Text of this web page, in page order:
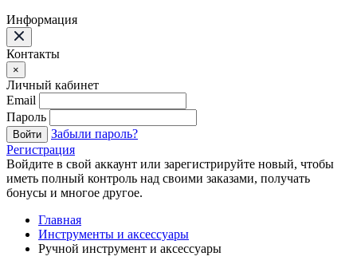
Информация
Контакты
×
Личный кабинет
Email
Пароль
Войти
Забыли пароль?
Регистрация
Войдите в свой аккаунт или зарегистрируйте новый, чтобы
иметь полный контроль над своими заказами, получать
бонусы и многое другое.
Главная
Инструменты и аксессуары
Ручной инструмент и аксессуары